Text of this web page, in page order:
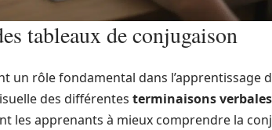
tableaux de conjugaison
un rôle fondamental dans l’apprentissage
des différentes terminaisons verbales
les apprenants à mieux comprendre la